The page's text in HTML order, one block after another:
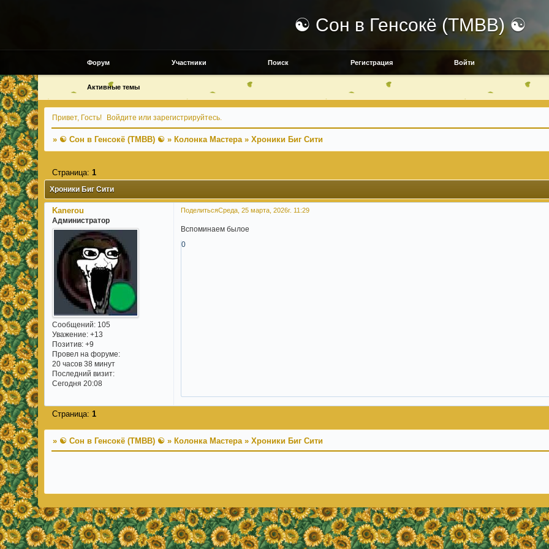
☯ Сон в Генсокё (TMBB) ☯
Форум Участники Поиск Регистрация Войти
Активные темы
Привет, Гость! Войдите илизарегистрируйтесь
» ☯ Сон в Генсокё (TMBB) ☯ » Колонка Мастера » Хроники Биг Сити
Хроники Биг Сити
Страница: 1
ПоделитьсяСреда, 25 марта, 2026г. 11:29
Kanerou
Администратор
Сообщений:105
Уважение: +13
Позитив: +9
Провел на форуме:
20 часов 38 минут
Последний визит:
Сегодня 20:08
Вспоминаем былое
0
Страница: 1
» ☯ Сон в Генсокё (TMBB) ☯ » Колонка Мастера » Хроники Биг Сити